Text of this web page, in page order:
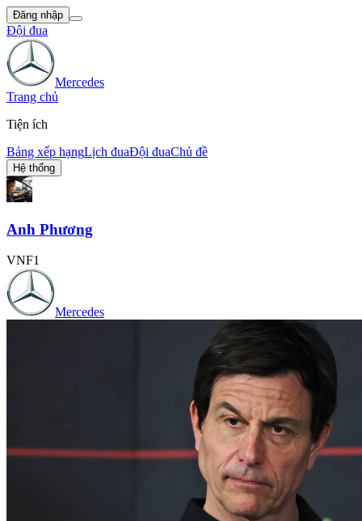
Đăng nhập
Đội đua
Mercedes
Trang chủ
Tiện ích
Bảng xếp hạngLịch đuaĐội đuaChủ đề
Hệ thống
Anh Phương
VNF1
Mercedes